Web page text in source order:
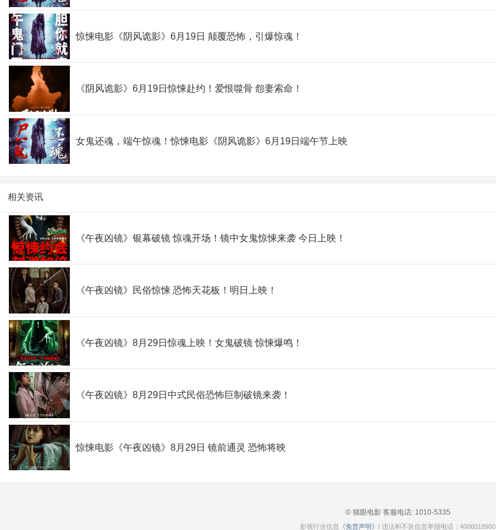
惊悚电影《阴风诡影》6月19日 颠覆恐怖，引爆惊魂！
《阴风诡影》6月19日惊悚赴约！爱恨噬骨 怨妻索命！
女鬼还魂，端午惊魂！惊悚电影《阴风诡影》6月19日端午节上映
相关资讯
《午夜凶镜》银幕破镜 惊魂开场！镜中女鬼惊悚来袭 今日上映！
《午夜凶镜》民俗惊悚 恐怖天花板！明日上映！
《午夜凶镜》8月29日惊魂上映！女鬼破镜 惊悚爆鸣！
《午夜凶镜》8月29日中式民俗恐怖巨制破镜来袭！
惊悚电影《午夜凶镜》8月29日 镜前通灵 恐怖将映
© 猫眼电影 客服电话:1010-5335
影视行业信息 《免责声明》 I 违法和不良信息举报电话：4006018900